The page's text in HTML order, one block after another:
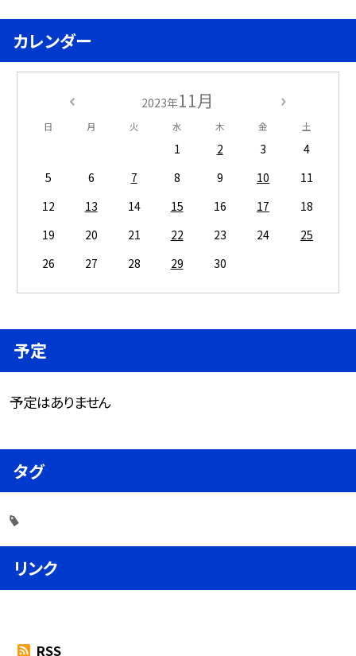
カレンダー
2023年11月
日 月 火 水 木 金 土
1 2 3
4
5
6 7 8 9 10
11
12
13 14 15 16 17
18
19
20 21 22 23 24
25
26
27 28 29 30
予定
予定はありません
タグ
リンク
RSS